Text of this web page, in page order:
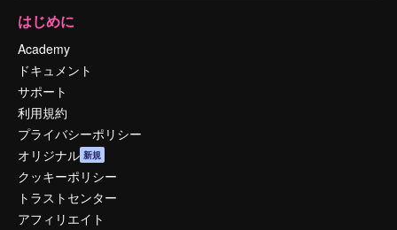
はじめに
Academy
ドキュメント
サポート
利用規約
プライバシーポリシー
オリジナル 新規
クッキーポリシー
トラストセンター
アフィリエイト